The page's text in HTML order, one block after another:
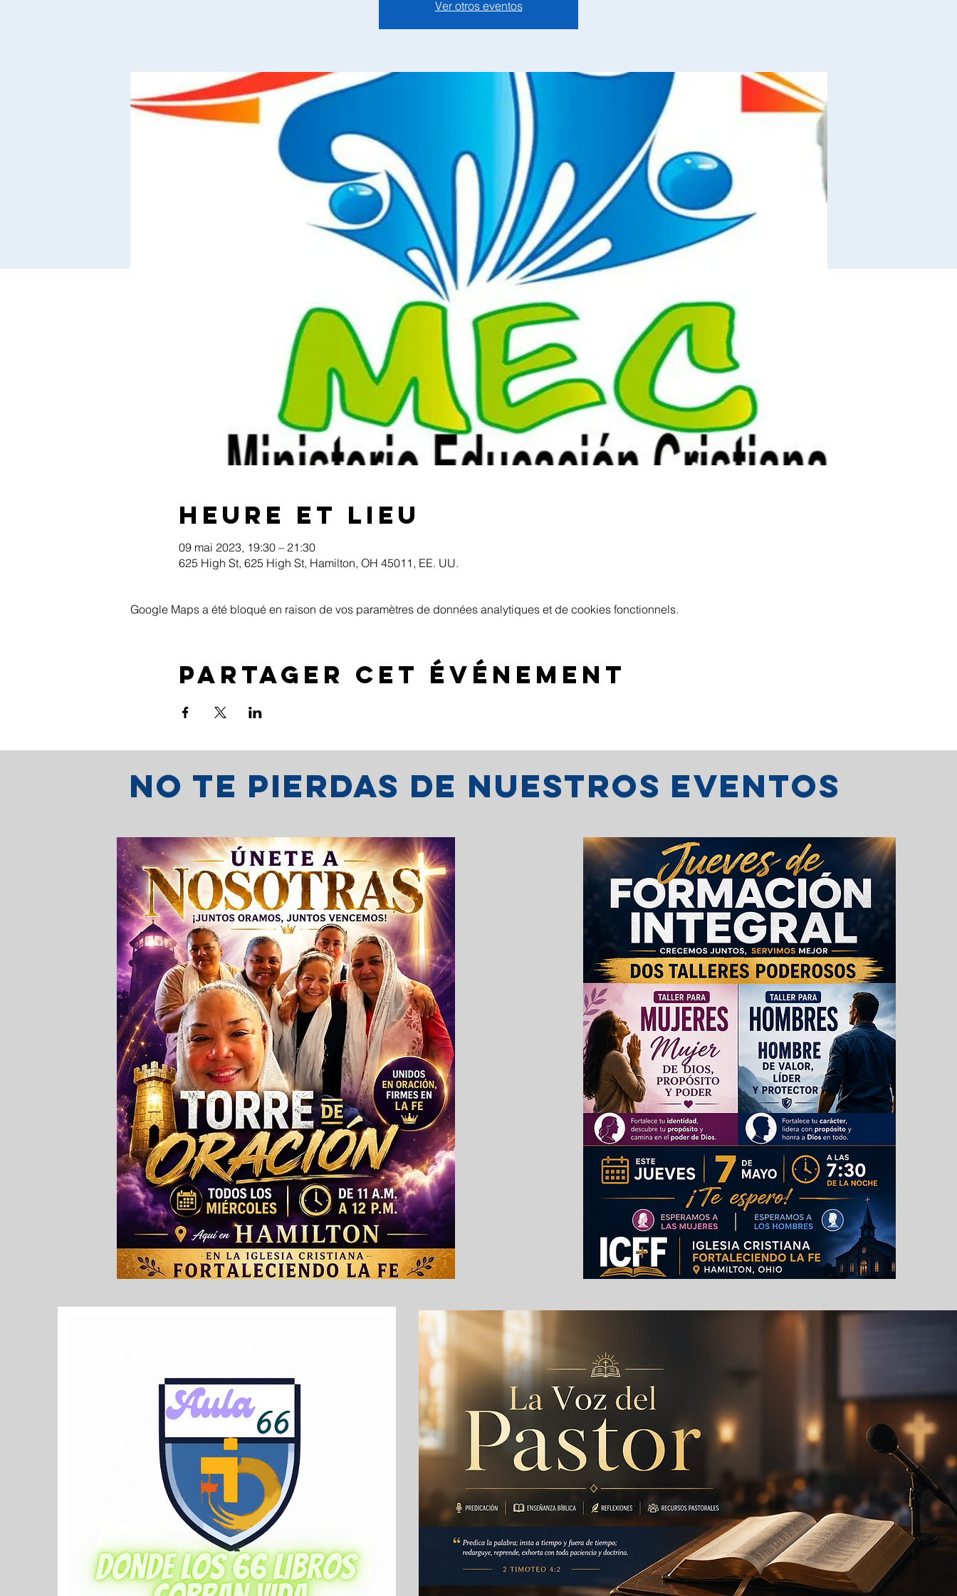
Ver otros eventos
Heure et lieu
09 mai 2023, 19:30 – 21:30
625 High St, 625 High St, Hamilton, OH 45011, EE. UU.
Google Maps a été bloqué en raison de vos paramètres de données analytiques et de cookies fonctionnels.
Partager cet événement
No te pierdas de nuestros eventos